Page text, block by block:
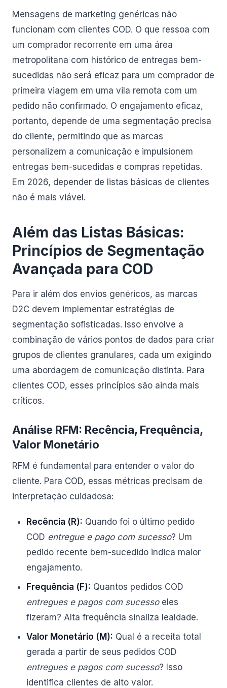
Mensagens de marketing genéricas não
funcionam com clientes COD. O que ressoa com
um comprador recorrente em uma área
metropolitana com histórico de entregas bem-
sucedidas não será eficaz para um comprador de
primeira viagem em uma vila remota com um
pedido não confirmado. O engajamento eficaz,
portanto, depende de uma segmentação precisa
do cliente, permitindo que as marcas
personalizem a comunicação e impulsionem
entregas bem-sucedidas e compras repetidas.
Em 2026, depender de listas básicas de clientes
não é mais viável.
Além das Listas Básicas:
Princípios de Segmentação
Avançada para COD
Para ir além dos envios genéricos, as marcas
D2C devem implementar estratégias de
segmentação sofisticadas. Isso envolve a
combinação de vários pontos de dados para criar
grupos de clientes granulares, cada um exigindo
uma abordagem de comunicação distinta. Para
clientes COD, esses princípios são ainda mais
críticos.
Análise RFM: Recência, Frequência,
Valor Monetário
RFM é fundamental para entender o valor do
cliente. Para COD, essas métricas precisam de
interpretação cuidadosa:
Recência (R): Quando foi o último pedido
COD entregue e pago com sucesso? Um
pedido recente bem-sucedido indica maior
engajamento.
Frequência (F): Quantos pedidos COD
entregues e pagos com sucessoeles
fizeram? Alta frequência sinaliza lealdade.
Valor Monetário (M): Qual é a receita total
gerada a partir de seus pedidos COD
entregues e pagos com sucesso? Isso
identifica clientes de alto valor.